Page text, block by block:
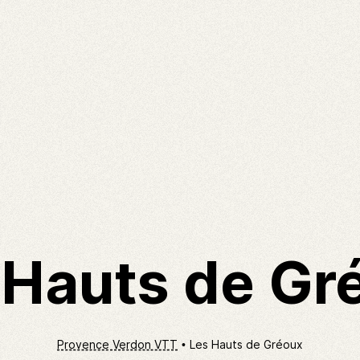
de
Provence Verdon VTT Les Hauts de Gréoux